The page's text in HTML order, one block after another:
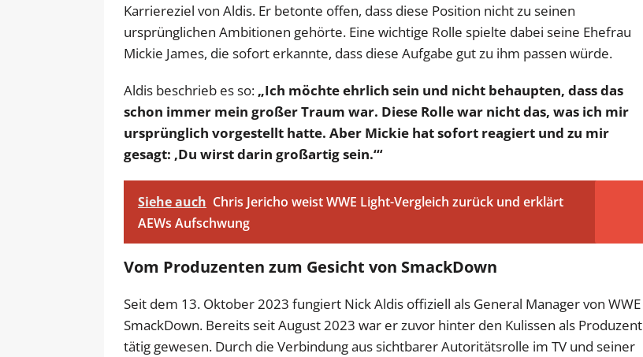
Karriereziel von Aldis. Er betonte offen, dass diese Position nicht zu seinen
ursprünglichen Ambitionen gehörte. Eine wichtige Rolle spielte dabei seine Ehefrau
Mickie James, die sofort erkannte, dass diese Aufgabe gut zu ihm passen würde.
Aldis beschrieb es so: „Ich möchte ehrlich sein und nicht behaupten, dass das
schon immer mein großer Traum war. Diese Rolle war nicht das, was ich mir
ursprünglich vorgestellt hatte. Aber Mickie hat sofort reagiert und zu mir
gesagt: ‚Du wirst darin großartig sein.‘“
Siehe auch Chris Jericho weist WWE Light-Vergleich zurück und erklärt
AEWs Aufschwung
Vom Produzenten zum Gesicht von SmackDown
Seit dem 13. Oktober 2023 fungiert Nick Aldis offiziell als General Manager von WWE
SmackDown. Bereits seit August 2023 war er zuvor hinter den Kulissen als Produzent
tätig gewesen. Durch die Verbindung aus sichtbarer Autoritätsrolle im TV und seiner